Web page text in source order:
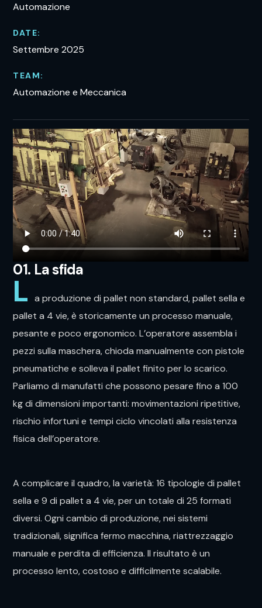
Automazione
DATE:
Settembre 2025
TEAM:
Automazione e Meccanica
01. La sfida
L a produzione di pallet non standard, pallet sella e
pallet a 4 vie, è storicamente un processo manuale,
pesante e poco ergonomico. L’operatore assembla i
pezzi sulla maschera, chioda manualmente con pistole
pneumatiche e solleva il pallet finito per lo scarico.
Parliamo di manufatti che possono pesare fino a 100
kg di dimensioni importanti: movimentazioni ripetitive,
rischio infortuni e tempi ciclo vincolati alla resistenza
fisica dell’operatore.
A complicare il quadro, la varietà: 16 tipologie di pallet
sella e 9 di pallet a 4 vie, per un totale di 25 formati
diversi. Ogni cambio di produzione, nei sistemi
tradizionali, significa fermo macchina, riattrezzaggio
manuale e perdita di efficienza. Il risultato è un
processo lento, costoso e difficilmente scalabile.